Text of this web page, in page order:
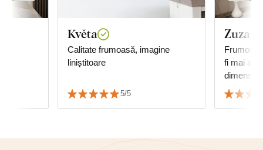
Květa
Calitate frumoasă, imagine
liniștitoare
5/5
Frumos
fi mai aurii. M-am
de